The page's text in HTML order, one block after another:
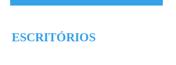
ESCRITÓRIOS